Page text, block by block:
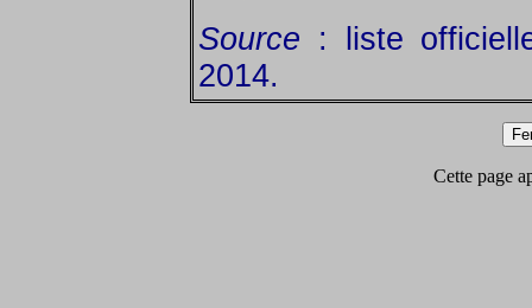
Source : liste
2014.
Cette page